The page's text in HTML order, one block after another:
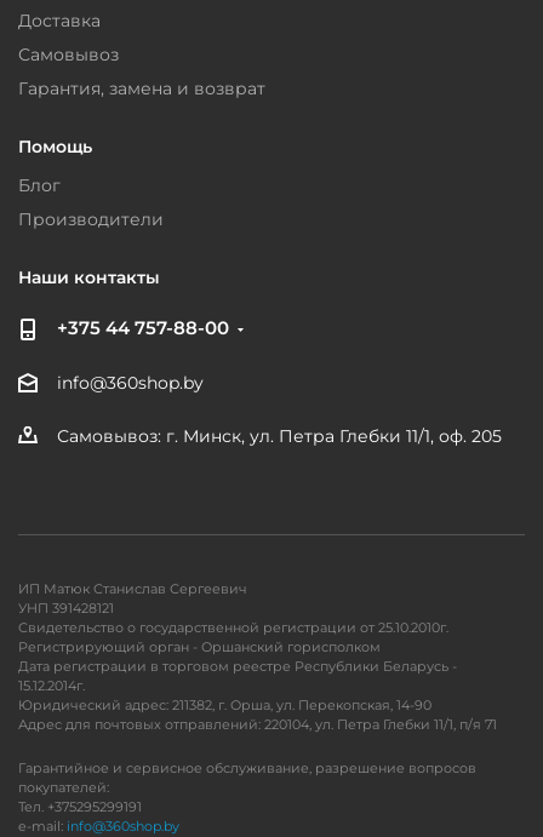
Доставка
Самовывоз
Гарантия, замена и возврат
Помощь
Блог
Производители
Наши контакты
+375 44 757-88-00
info@360shop.by
Самовывоз: г. Минск, ул. Петра Глебки 11/1, оф. 205
ИП Матюк Станислав Сергеевич
УНП 391428121
Свидетельство о государственной регистрации от 25.10.2010г.
Регистрирующий орган - Оршанский горисполком
Дата регистрации в торговом реестре Республики Беларусь -
15.12.2014г.
Юридический адрес: 211382, г. Орша, ул. Перекопская, 14-90
Адрес для почтовых отправлений: 220104, ул. Петра Глебки 11/1, п/я 71
Гарантийное и сервисное обслуживание, разрешение вопросов
покупателей:
Тел. +375295299191
e-mail: info@360shop.by